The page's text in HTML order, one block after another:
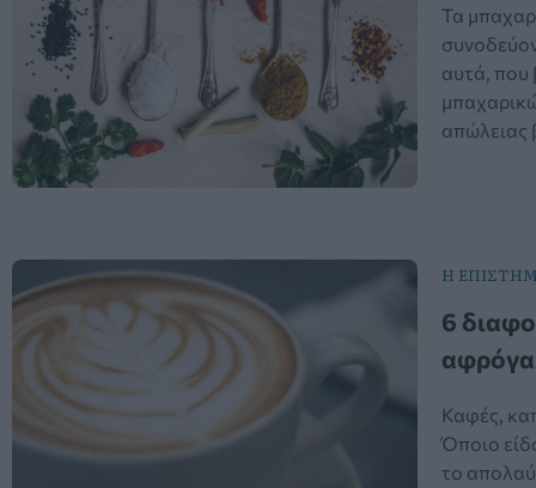
Τα
αυτά, που
απώλειας
Η
6
Καφές,
Όποιο
το